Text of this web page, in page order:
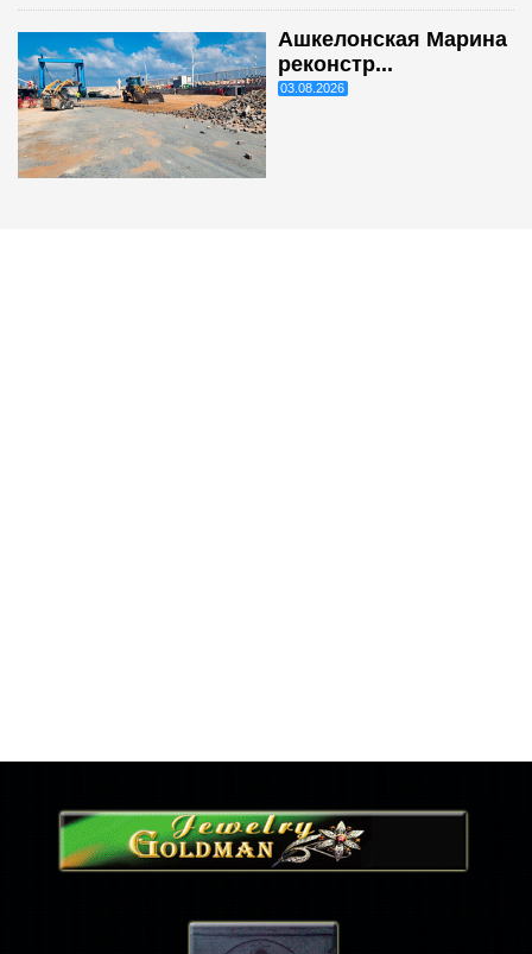
Ашкелонская Марина
реконстр...
03.08.2026